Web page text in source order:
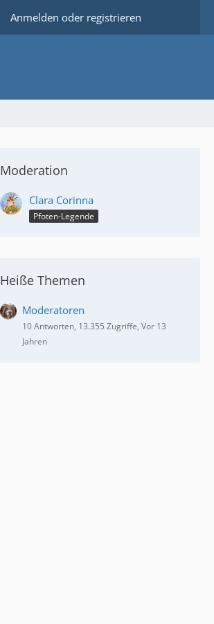
Anmelden oder registrieren
Moderation
Clara Corinna
Pfoten-Legende
Heiße Themen
Moderatoren
10 Antworten, 13.355 Zugriffe, Vor 13
Jahren